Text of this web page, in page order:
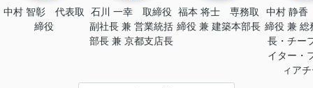
中村 智彰　代表取
締役
石川 一幸　取締役
副社長 兼 営業統括
部長 兼 京都支店長
福本 将士　専務取
締役 兼 建築本部長
中村 静香
締役 兼 総
長・チー
イター・
ィア